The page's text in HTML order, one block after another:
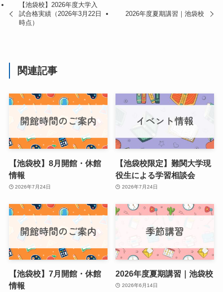
【池袋校】2026年度大学入
試合格実績（2026年3月22日
時点）
2026年度夏期講習｜池袋校
関連記事
【池袋校】8月開館・休館
情報
2026年7月24日
【池袋校限定】難関大学現
役生による学習相談会
2026年7月24日
【池袋校】7月開館・休館
情報
2026年度夏期講習｜池袋校
2026年6月14日